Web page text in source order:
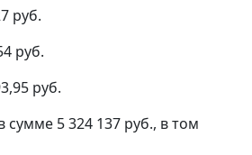
руб.
руб.
руб.
5 324 137 руб., в том